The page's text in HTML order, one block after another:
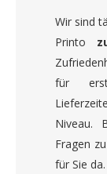
Wir sind
Printo
für
Niveau.
Fragen
für Sie da.